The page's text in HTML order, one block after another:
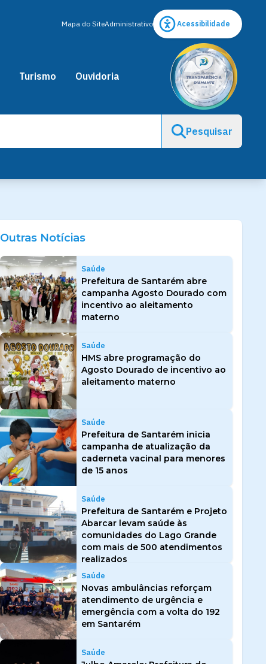
Mapa do SiteAdministrativo Acessibilidade
Turismo Ouvidoria
Pesquisar
Outras Notícias
Saúde
Prefeitura de Santarém abre
campanha Agosto Dourado com
incentivo ao aleitamento
materno
Saúde
HMS abre programação do
Agosto Dourado de incentivo ao
aleitamento materno
Saúde
Prefeitura de Santarém inicia
campanha de atualização da
caderneta vacinal para menores
de 15 anos
Saúde
Prefeitura de Santarém e Projeto
Abarcar levam saúde às
comunidades do Lago Grande
com mais de 500 atendimentos
realizados
Saúde
Novas ambulâncias reforçam
atendimento de urgência e
emergência com a volta do 192
em Santarém
Saúde